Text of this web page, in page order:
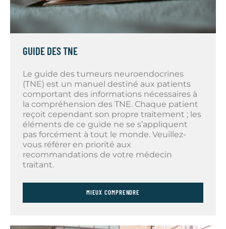
GUIDE DES TNE
Le guide des tumeurs neuroendocrines
(TNE) est un manuel destiné aux patients
comportant des informations nécessaires à
la compréhension des TNE. Chaque patient
reçoit cependant son propre traitement ; les
éléments de ce guide ne se s’appliquent
pas forcément à tout le monde. Veuillez-
vous référer en priorité aux
recommandations de votre médecin
traitant.
MIEUX COMPRENDRE